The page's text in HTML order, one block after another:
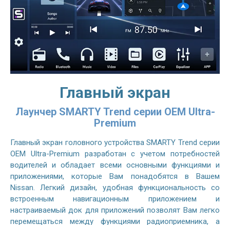
Главный экран
Лаунчер SMARTY Trend серии OEM Ultra-
Premium
Главный экран головного устройства SMARTY Trend серии
OEM Ultra-Premium разработан с учетом потребностей
водителей и обладает всеми основными функциями и
приложениями, которые Вам понадобятся в Вашем
Nissan. Легкий дизайн, удобная функциональность со
встроенным навигационным приложением и
настраиваемый док для приложений позволят Вам легко
перемещаться между функциями радиоприемника, а